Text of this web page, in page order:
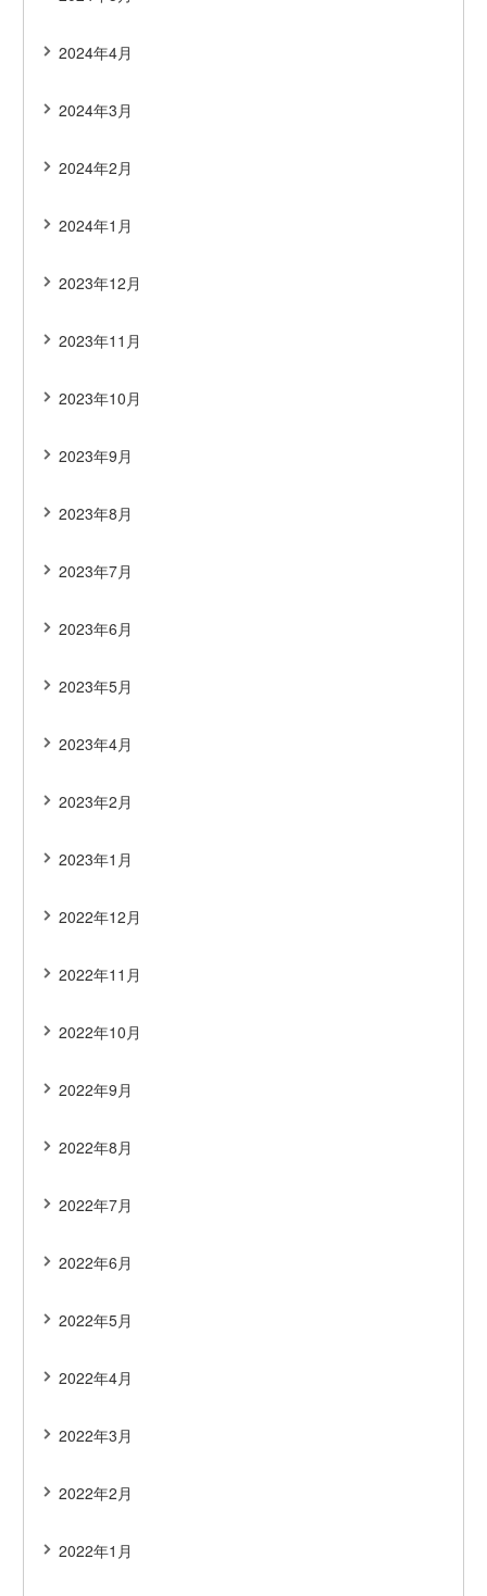
2024年4月
2024年3月
2024年2月
2024年1月
2023年12月
2023年11月
2023年10月
2023年9月
2023年8月
2023年7月
2023年6月
2023年5月
2023年4月
2023年2月
2023年1月
2022年12月
2022年11月
2022年10月
2022年9月
2022年8月
2022年7月
2022年6月
2022年5月
2022年4月
2022年3月
2022年2月
2022年1月